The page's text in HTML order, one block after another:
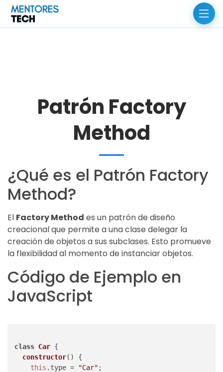
Patrón Factory
Method
¿Qué es el Patrón Factory
Method?
El Factory Method es un patrón de diseño
creacional que permite a una clase delegar la
creación de objetos a sus subclases. Esto promueve
la flexibilidad al momento de instanciar objetos.
Código de Ejemplo en
JavaScript
class Car {
constructor( ) {
this . type = "Car" ;